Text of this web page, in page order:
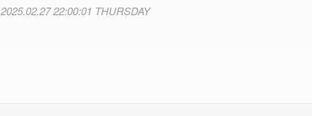
2025.02.27 22:00:01 THURSDAY